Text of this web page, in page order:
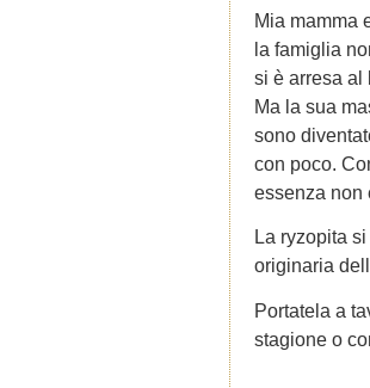
Mia mamma
la famiglia
si è arresa al
Ma la sua
sono
con poco.
essenza non
La ryzopita
originaria
Portatela a
stagione o